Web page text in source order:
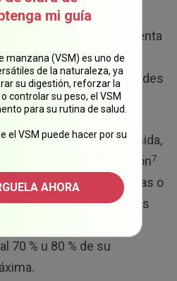
relacionarse con la
correr también incrementa
un cannabinoide
los receptores de opioides
sus niveles de anandamida,
ánimo. Una investigación7
que realizan carreras o
tienen mayores
y que el pico se produce
70 % u 80 % de su
mi guía
manzana (VSM) es uno de
de la naturaleza, ya
su digestión, reforzar la
controlar su peso, el VSM
para su rutina de salud.
el VSM puede hacer por su
AHORA